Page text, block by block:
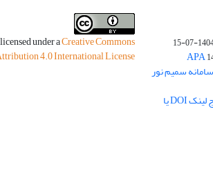
1404-
سمیم نور
لزوم بارگذاری چکیده مبسوط فارسی و درج لینک DOI یا
under aCreative Commons
4.0 International License